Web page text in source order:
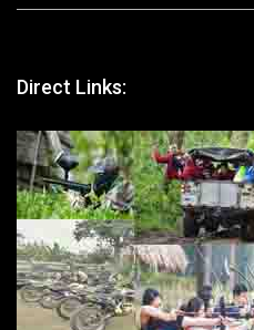
Direct Links: